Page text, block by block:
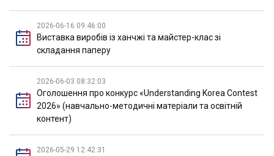
2026-06-16 09:46:00
Виставка виробів із ханчжі та майстер-клас зі
складання паперу
2026-06-03 08:32:03
Оголошення про конкурс «Understanding Korea Contest
2026» (навчально-методичні матеріали та освітній
контент)
2026-05-29 12:42:31